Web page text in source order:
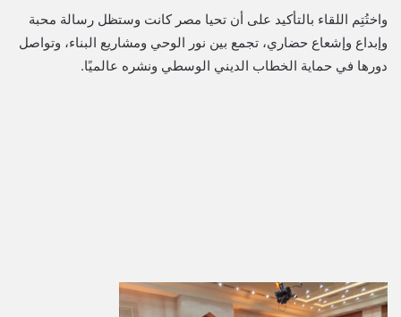
واختُتِم اللقاء بالتأكيد على أن تحيا مصر كانت وستظل رسالة محبة
وإبداع وإشعاع حضاري، تجمع بين نور الوحي ومشاريع البناء، وتواصل
دورها في حماية الخطاب الديني الوسطي ونشره عالميًا.